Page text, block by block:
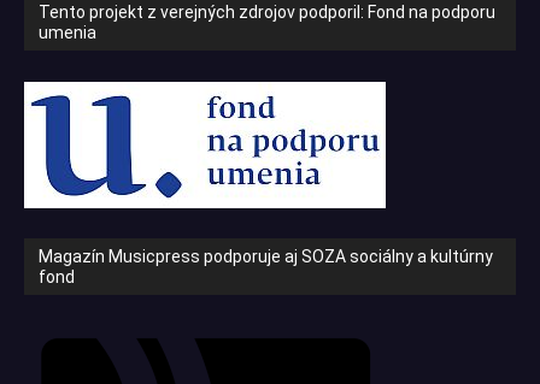
Tento projekt z verejných zdrojov podporil: Fond na podporu
umenia
Magazín Musicpress podporuje aj SOZA sociálny a kultúrny
fond